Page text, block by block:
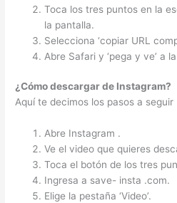
Toca los tres puntos en la
la pantalla.
Selecciona ‘copiar URL
Abre Safari y ‘pega y ve’ a
¿Cómo descargar de Instagram?
Aquí te decimos los pasos a
Abre Instagram .
Ve el video que quieres
Toca el botón de los tres
Ingresa a save- insta .com.
Elige la pestaña ‘Video’.